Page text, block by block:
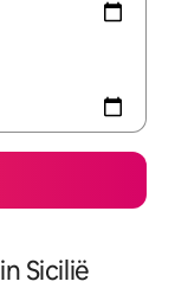
Sicilië